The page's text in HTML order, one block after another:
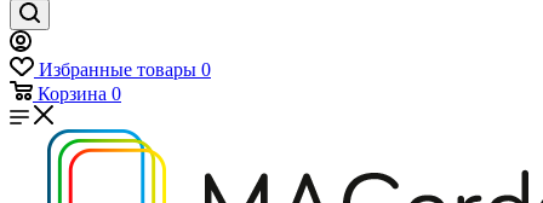
Избранные товары 0
Корзина 0